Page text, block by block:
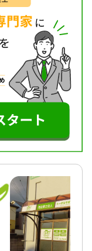
登記 / 相続放
/ 相続人調査
時以降相談可